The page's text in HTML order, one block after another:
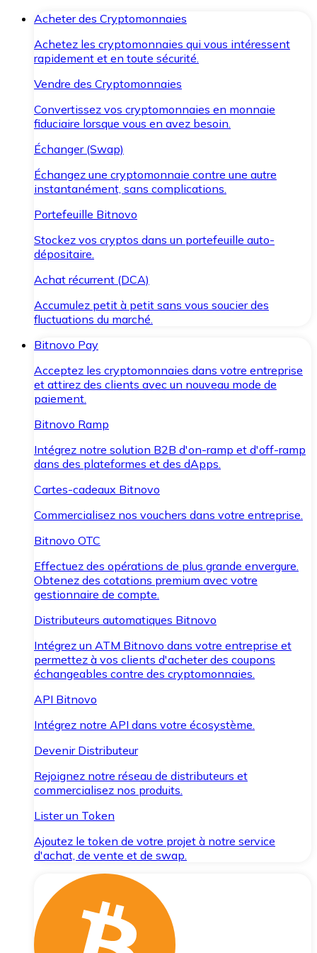
Acheter des Cryptomonnaies
Achetez les cryptomonnaies qui vous intéressent
rapidement et en toute sécurité.
Vendre des Cryptomonnaies
Convertissez vos cryptomonnaies en monnaie
fiduciaire lorsque vous en avez besoin.
Échanger (Swap)
Échangez une cryptomonnaie contre une autre
instantanément, sans complications.
Portefeuille Bitnovo
Stockez vos cryptos dans un portefeuille auto-
dépositaire.
Achat récurrent (DCA)
Accumulez petit à petit sans vous soucier des
fluctuations du marché.
Bitnovo Pay
Acceptez les cryptomonnaies dans votre entreprise
et attirez des clients avec un nouveau mode de
paiement.
Bitnovo Ramp
Intégrez notre solution B2B d'on-ramp et d'off-ramp
dans des plateformes et des dApps.
Cartes-cadeaux Bitnovo
Commercialisez nos vouchers dans votre entreprise.
Bitnovo OTC
Effectuez des opérations de plus grande envergure.
Obtenez des cotations premium avec votre
gestionnaire de compte.
Distributeurs automatiques Bitnovo
Intégrez un ATM Bitnovo dans votre entreprise et
permettez à vos clients d'acheter des coupons
échangeables contre des cryptomonnaies.
API Bitnovo
Intégrez notre API dans votre écosystème.
Devenir Distributeur
Rejoignez notre réseau de distributeurs et
commercialisez nos produits.
Lister un Token
Ajoutez le token de votre projet à notre service
d'achat, de vente et de swap.